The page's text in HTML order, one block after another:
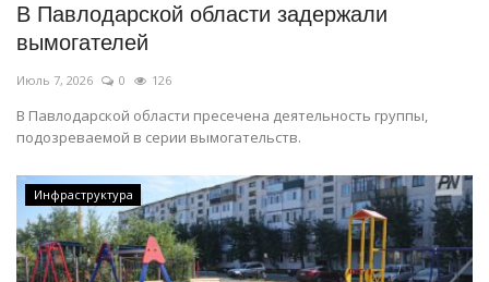
В Павлодарской области задержали
вымогателей
Июль 7, 2026 0 126
В Павлодарской области пресечена деятельность группы,
подозреваемой в серии вымогательств.
Инфраструктура